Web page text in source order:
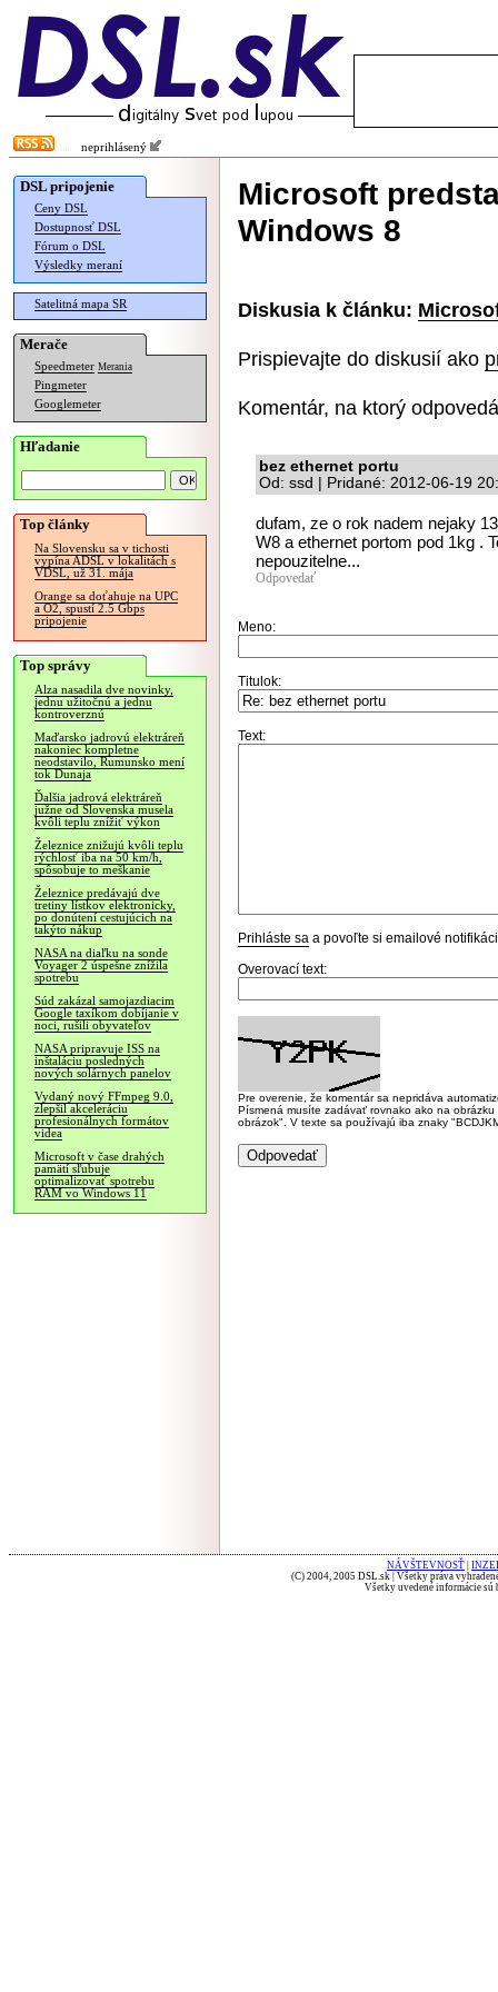
neprihlásený
DSL pripojenie
Ceny DSL
Dostupnosť DSL
Fórum o DSL
Výsledky meraní
Satelitná mapa SR
Merače
Speedmeter Merania
Pingmeter
Googlemeter
Hľadanie
Top články
Na Slovensku sa v tichosti
vypína ADSL v lokalitách s
VDSL, už 31. mája
Orange sa doťahuje na UPC
a O2, spustí 2.5 Gbps
pripojenie
Top správy
Alza nasadila dve novinky,
jednu užitočnú a jednu
kontroverznú
Maďarsko jadrovú elektráreň
nakoniec kompletne
neodstavilo, Rumunsko mení
tok Dunaja
Ďalšia jadrová elektráreň
južne od Slovenska musela
kvôli teplu znížiť výkon
Železnice znižujú kvôli teplu
rýchlosť iba na 50 km/h,
spôsobuje to meškanie
Železnice predávajú dve
tretiny lístkov elektronicky,
po donútení cestujúcich na
takýto nákup
NASA na diaľku na sonde
Voyager 2 úspešne znížila
spotrebu
Súd zakázal samojazdiacim
Google taxíkom dobíjanie v
noci, rušili obyvateľov
NASA pripravuje ISS na
inštaláciu posledných
nových solárnych panelov
Vydaný nový FFmpeg 9.0,
zlepšil akceleráciu
profesionálnych formátov
videa
Microsoft v čase drahých
pamätí sľubuje
optimalizovať spotrebu
RAM vo Windows 11
Microsoft
Windows 8
Diskusia k článku:
Prispievajte do diskusií ako
Komentár, na ktorý
bez ethernet portu
Od: ssd | Pridané: 2012-06-19
dufam, ze o rok nadem nejaky
W8 a ethernet portom pod 1kg .
nepouzitelne...
Odpovedať
Meno:
Titulok:
Text:
Prihláste sa a povoľte si emailové
Overovací text:
Pre overenie, že komentár sa nepridáva
Písmená musíte zadávať rovnako ako na
obrázok". V texte sa používajú iba znaky
NÁVŠTEVNOSŤ
(C) 2004, 2005 DSL.sk | Všetky práva
Všetky uvedené informácie sú